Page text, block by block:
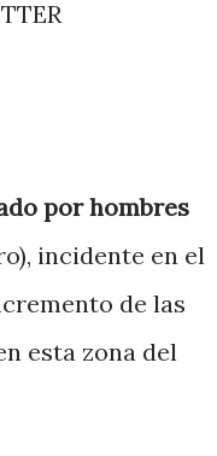
por hombres
incidente en el
de las
esta zona del